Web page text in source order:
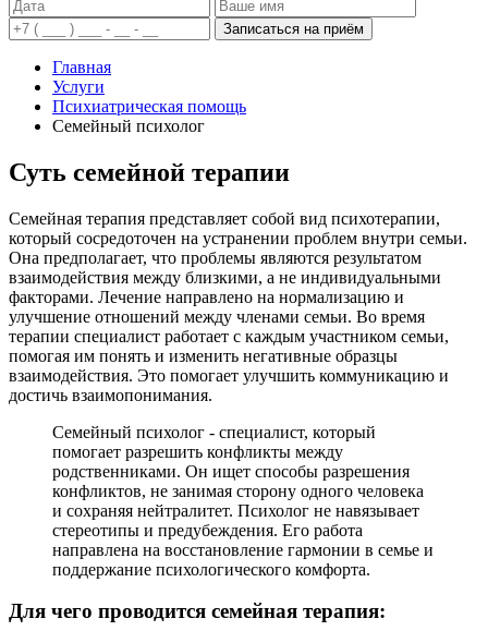
Записаться на приём
Главная
Услуги
Психиатрическая помощь
Семейный психолог
Суть семейной терапии
Семейная терапия представляет собой вид психотерапии,
который сосредоточен на устранении проблем внутри семьи.
Она предполагает, что проблемы являются результатом
взаимодействия между близкими, а не индивидуальными
факторами. Лечение направлено на нормализацию и
улучшение отношений между членами семьи. Во время
терапии специалист работает с каждым участником семьи,
помогая им понять и изменить негативные образцы
взаимодействия. Это помогает улучшить коммуникацию и
достичь взаимопонимания.
Семейный психолог - специалист, который
помогает разрешить конфликты между
родственниками. Он ищет способы разрешения
конфликтов, не занимая сторону одного человека
и сохраняя нейтралитет. Психолог не навязывает
стереотипы и предубеждения. Его работа
направлена на восстановление гармонии в семье и
поддержание психологического комфорта.
Для чего проводится семейная терапия: